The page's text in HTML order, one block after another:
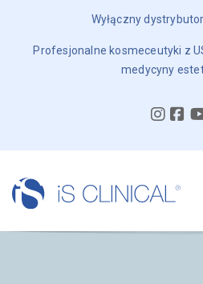
Wyłączny
Profesjonalne kosmeceutyki z
medycyny